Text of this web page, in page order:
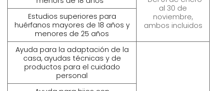
al 30 de
noviembre,
ambos incluidos
Estudios superiores para
huérfanos mayores de 18 años y
menores de 25 años
Ayuda para la adaptación de la
casa, ayudas técnicas y de
productos para el cuidado
personal